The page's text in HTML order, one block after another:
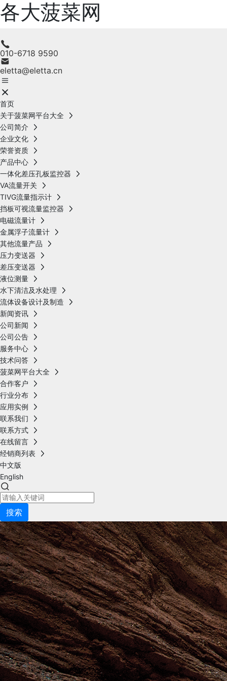
各大菠菜网
010-6718 9590
eletta@eletta.cn
首页
关于菠菜网平台大全
公司简介
企业文化
荣誉资质
产品中心
一体化差压孔板监控器
VA流量开关
TIVG流量指示计
挡板可视流量监控器
电磁流量计
金属浮子流量计
其他流量产品
压力变送器
差压变送器
液位测量
水下清洁及水处理
流体设备设计及制造
新闻资讯
公司新闻
公司公告
服务中心
技术问答
菠菜网平台大全
合作客户
行业分布
应用实例
联系我们
联系方式
在线留言
经销商列表
中文版
English
搜索